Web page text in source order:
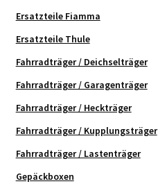
Ersatzteile Fiamma
Ersatzteile Thule
Fahrradträger / Deichselträger
Fahrradträger / Garagenträger
Fahrradträger / Heckträger
Fahrradträger / Kupplungsträger
Fahrradträger / Lastenträger
Gepäckboxen